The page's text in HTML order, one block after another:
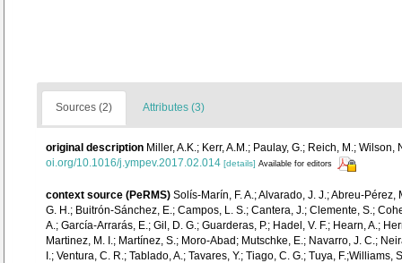
Sources (2) Attributes (3)
original description Miller, A.K.; Kerr, A.M.; Paulay, G.; Reich, M.;
oi.org/10.1016/j.ympev.2017.02.014 [details] Available for editors
context source (PeRMS) Solís-Marín, F. A.; Alvarado, J. J.; Abreu-
G. H.; Buitrón-Sánchez, E.; Campos, L. S.; Cantera, J.; Clemente, S.;
A.; García-Arrarás, E.; Gil, D. G.; Guarderas, P.; Hadel, V. F.; Hearn, A.;
Martinez, M. I.; Martínez, S.; Moro-Abad; Mutschke, E.; Navarro, J. C.;
I.; Ventura, C. R.; Tablado, A.; Tavares, Y.; Tiago, C. G.; Tuya,